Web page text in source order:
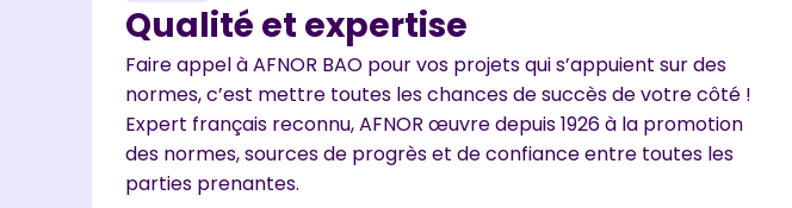
Qualité et expertise
Faire appel à AFNOR BAO pour vos projets qui s’appuient sur des
normes, c’est mettre toutes les chances de succès de votre côté !
Expert français reconnu, AFNOR œuvre depuis 1926 à la promotion
des normes, sources de progrès et de confiance entre toutes les
parties prenantes.